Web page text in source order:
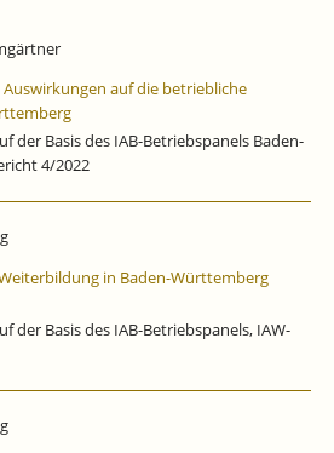
auf die betriebliche
der Basis des IAB-Betriebspanels Baden-
4/2022
in Baden-Württemberg
der Basis des IAB-Betriebspanels, IAW-